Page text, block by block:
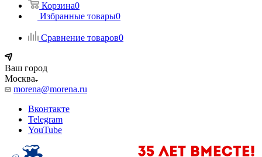
Корзина0
Избранные товары0
Сравнение товаров0
Ваш город
Москва
morena@morena.ru
Вконтакте
Telegram
YouTube